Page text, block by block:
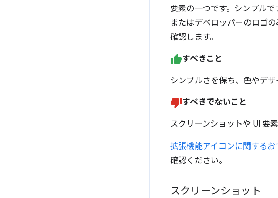
要素の一つです。シンプル
またはデベロッパーのロゴ
確認します。
すべきこと
シンプルさを保ち、色やデ
すべきでないこと
スクリーンショットや UI 要
拡張機能アイコンに関する
確認ください。
スクリーンショット